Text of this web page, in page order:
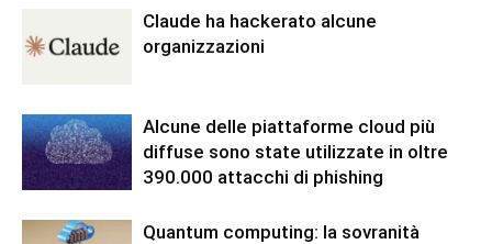
Claude ha hackerato alcune
organizzazioni
Alcune delle piattaforme cloud più
diffuse sono state utilizzate in oltre
390.000 attacchi di phishing
Quantum computing: la sovranità